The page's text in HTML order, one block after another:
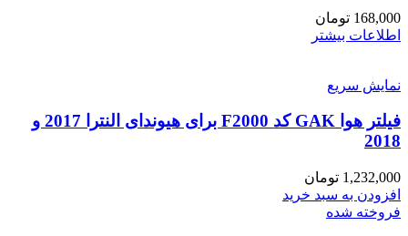
168,000 تومان
اطلاعات بیشتر
نمایش سریع
فیلتر هوا GAK کد F2000 برای هیوندای النترا 2017 و
2018
1,232,000 تومان
افزودن به سبد خرید
فروخته شده